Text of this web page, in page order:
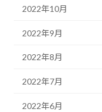
2022年10月
2022年9月
2022年8月
2022年7月
2022年6月